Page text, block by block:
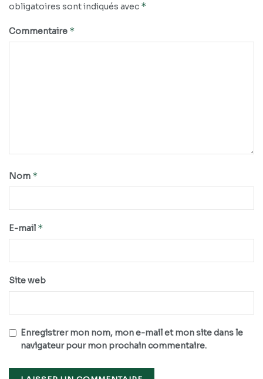
obligatoires sont indiqués avec *
Commentaire *
Nom *
E-mail *
Site web
Enregistrer mon nom, mon e-mail et mon site dans le
navigateur pour mon prochain commentaire.